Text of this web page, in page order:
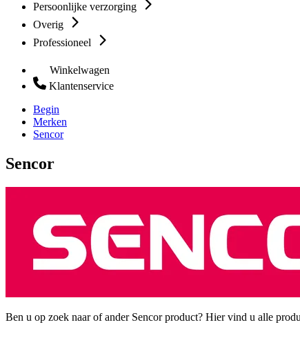
Persoonlijke verzorging
Overig
Professioneel
Winkelwagen
Klantenservice
Begin
Merken
Sencor
Sencor
Ben u op zoek naar of ander Sencor product? Hier vind u alle